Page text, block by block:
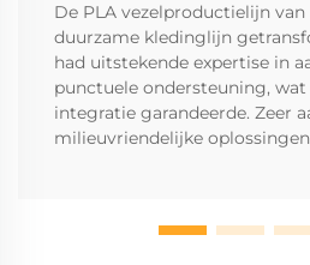
De PLA vezelproductielijn
duurzame kledinglijn
had uitstekende expertise in
punctuele ondersteuning, wat
integratie garandeerde. Zeer
milieuvriendelijke